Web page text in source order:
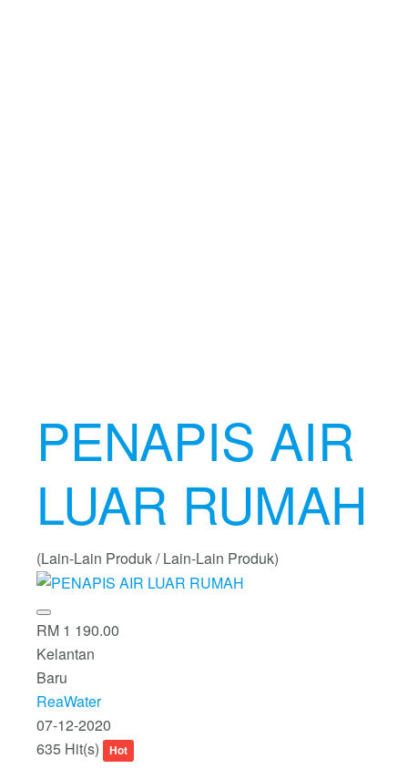
PENAPIS AIR
LUAR RUMAH
(Lain-Lain Produk / Lain-Lain Produk)
RM 1 190.00
Kelantan
Baru
ReaWater
07-12-2020
635 Hit(s)
Hot